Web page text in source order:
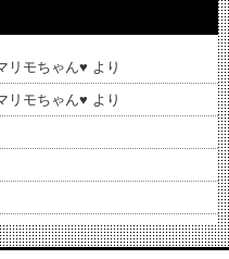
リモちゃん♥️ より
リモちゃん♥️ より